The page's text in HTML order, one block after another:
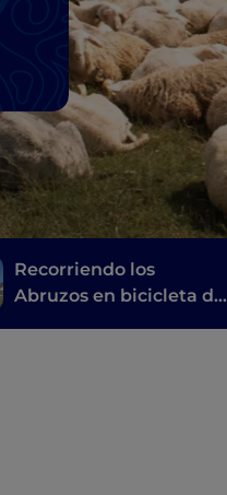
Recorriendo los
Abruzos en bicicleta de